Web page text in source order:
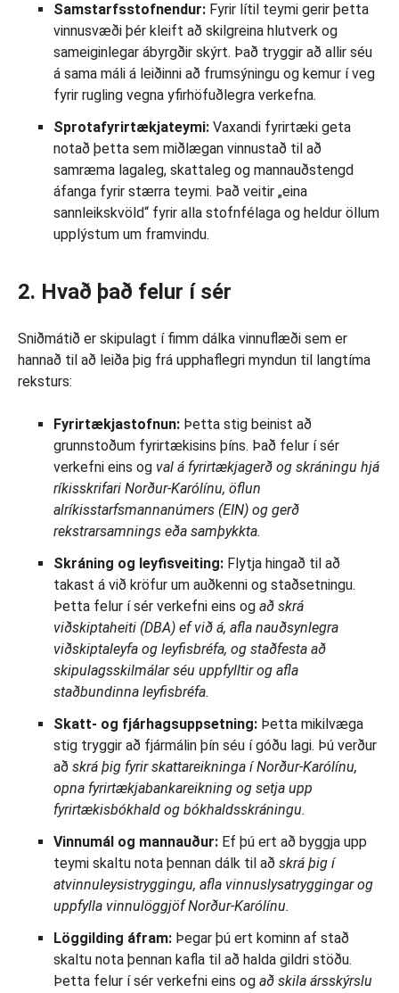
Samstarfsstofnendur: Fyrir lítil teymi gerir þetta
vinnusvæði þér kleift að skilgreina hlutverk og
sameiginlegar ábyrgðir skýrt. Það tryggir að allir séu
á sama máli á leiðinni að frumsýningu og kemur í veg
fyrir rugling vegna yfirhöfuðlegra verkefna.
Sprotafyrirtækjateymi: Vaxandi fyrirtæki geta
notað þetta sem miðlægan vinnustað til að
samræma lagaleg, skattaleg og mannauðstengd
áfanga fyrir stærra teymi. Það veitir „eina
sannleikskvöld“ fyrir alla stofnfélaga og heldur öllum
upplýstum um framvindu.
2. Hvað það felur í sér
Sniðmátið er skipulagt í fimm dálka vinnuflæði sem er
hannað til að leiða þig frá upphaflegri myndun til langtíma
reksturs:
Fyrirtækjastofnun: Þetta stig beinist að
grunnstoðum fyrirtækisins þíns. Það felur í sér
verkefni eins og val á fyrirtækjagerð og skráningu hjá
ríkisskrifari Norður-Karólínu, öflun
alríkisstarfsmannanúmers (EIN) og gerð
rekstrarsamnings eða samþykkta.
Skráning og leyfisveiting: Flytja hingað til að
takast á við kröfur um auðkenni og staðsetningu.
Þetta felur í sér verkefni eins og að skrá
viðskiptaheiti (DBA) ef við á, afla nauðsynlegra
viðskiptaleyfa og leyfisbréfa, og staðfesta að
skipulagsskilmálar séu uppfylltir og afla
staðbundinna leyfisbréfa.
Skatt- og fjárhagsuppsetning: Þetta mikilvæga
stig tryggir að fjármálin þín séu í góðu lagi. Þú verður
að skrá þig fyrir skattareikninga í Norður-Karólínu,
opna fyrirtækjabankareikning og setja upp
fyrirtækisbókhald og bókhaldsskráningu.
Vinnumál og mannauður: Ef þú ert að byggja upp
teymi skaltu nota þennan dálk til að skrá þig í
atvinnuleysistryggingu, afla vinnuslysatryggingar og
uppfylla vinnulöggjöf Norður-Karólínu.
Löggilding áfram: Þegar þú ert kominn af stað
skaltu nota þennan kafla til að halda gildri stöðu.
Þetta felur í sér verkefni eins og að skila ársskýrslu